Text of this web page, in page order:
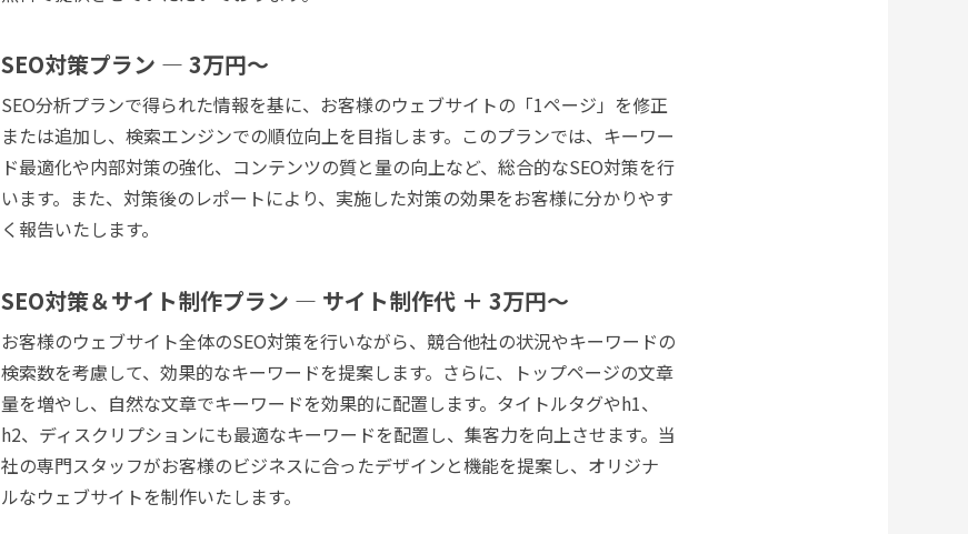
SEO対策プラン — 3万円～
SEO分析プランで得られた情報を基に、お客様のウェブサイトの「1ページ」を修正
または追加し、検索エンジンでの順位向上を目指します。このプランでは、キーワー
ド最適化や内部対策の強化、コンテンツの質と量の向上など、総合的なSEO対策を行
います。また、対策後のレポートにより、実施した対策の効果をお客様に分かりやす
く報告いたします。
SEO対策＆サイト制作プラン — サイト制作代 ＋ 3万円～
お客様のウェブサイト全体のSEO対策を行いながら、競合他社の状況やキーワードの
検索数を考慮して、効果的なキーワードを提案します。さらに、トップページの文章
量を増やし、自然な文章でキーワードを効果的に配置します。タイトルタグやh1、
h2、ディスクリプションにも最適なキーワードを配置し、集客力を向上させます。当
社の専門スタッフがお客様のビジネスに合ったデザインと機能を提案し、オリジナ
ルなウェブサイトを制作いたします。